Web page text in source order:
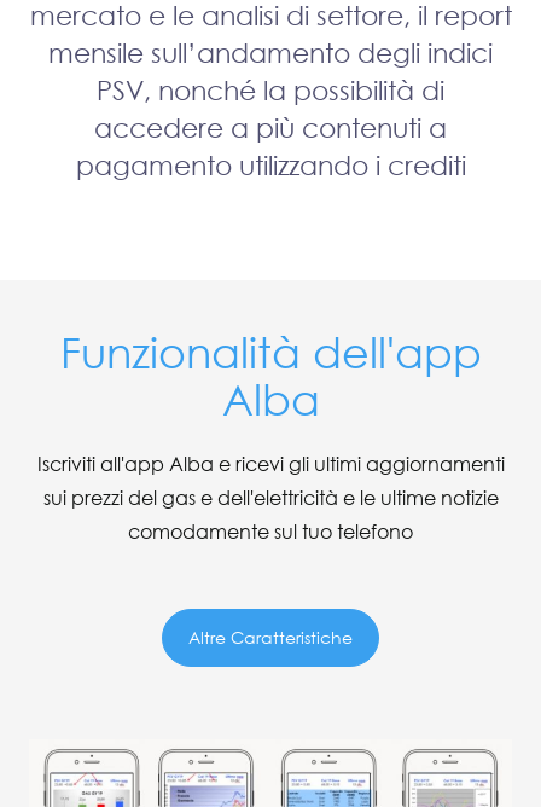
mercato e le analisi di settore, il report
mensile sull’andamento degli indici
PSV, nonché la possibilità di
accedere a più contenuti a
pagamento utilizzando i crediti
Funzionalità dell'app
Alba
Iscriviti all'app Alba e ricevi gli ultimi aggiornamenti
sui prezzi del gas e dell'elettricità e le ultime notizie
comodamente sul tuo telefono
Altre Caratteristiche